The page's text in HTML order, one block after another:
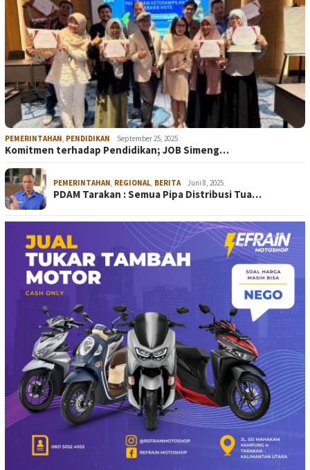
PEMERINTAHAN, PENDIDIKAN September 25, 2025
Komitmen terhadap Pendidikan; JOB Simeng…
PEMERINTAHAN, REGIONAL, BERITA Juni 8, 2025
PDAM Tarakan : Semua Pipa Distribusi Tua…